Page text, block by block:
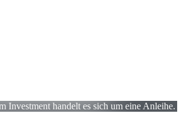
Investment handelt es sich um eine Anleihe.